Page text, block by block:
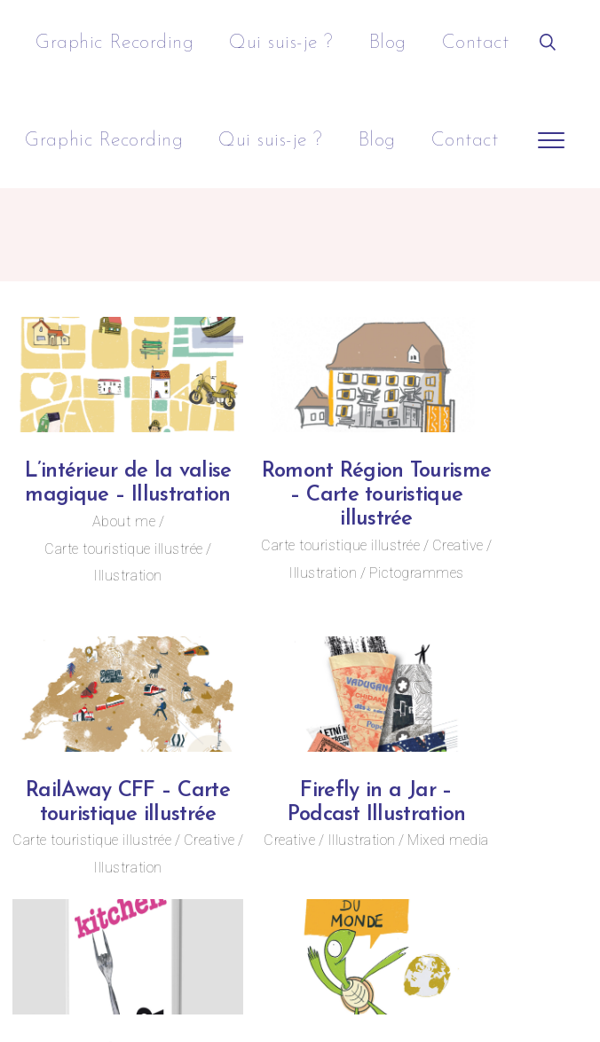
Graphic Recording Qui suis-je ? Blog Contact
Graphic Recording Qui suis-je ? Blog Contact
L’intérieur de la valise
magique – Illustration
About me
Carte touristique illustrée
Illustration
Romont Région Tourisme
– Carte touristique
illustrée
Carte touristique illustrée
Creative
Illustration
Pictogrammes
RailAway CFF – Carte
touristique illustrée
Carte touristique illustrée
Creative
Illustration
Firefly in a Jar –
Podcast Illustration
Creative Illustration Mixed media